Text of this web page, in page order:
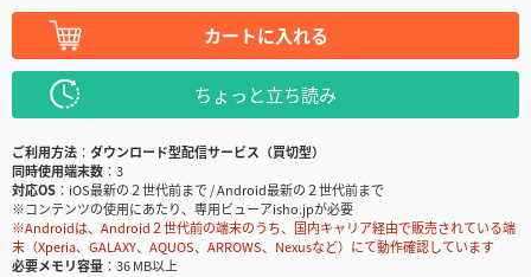
カートに入れる
ちょっと立ち読み
ご利用方法
ダウンロード型配信サービス（買切型）
同時使用端末数
3
対応OS
iOS最新の２世代前まで / Android最新の２世代前まで
※コンテンツの使用にあたり、専用ビューアisho.jpが必要
※Androidは、Android２世代前の端末のうち、国内キャリア経由で販売されている端
末（Xperia、GALAXY、AQUOS、ARROWS、Nexusなど）にて動作確認しています
必要メモリ容量
36 MB以上